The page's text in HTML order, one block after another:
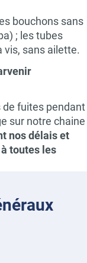
bouchons sans
; les tubes
vis, sans ailette.
de fuites pendant
sur notre chaine
nos délais et
toutes les